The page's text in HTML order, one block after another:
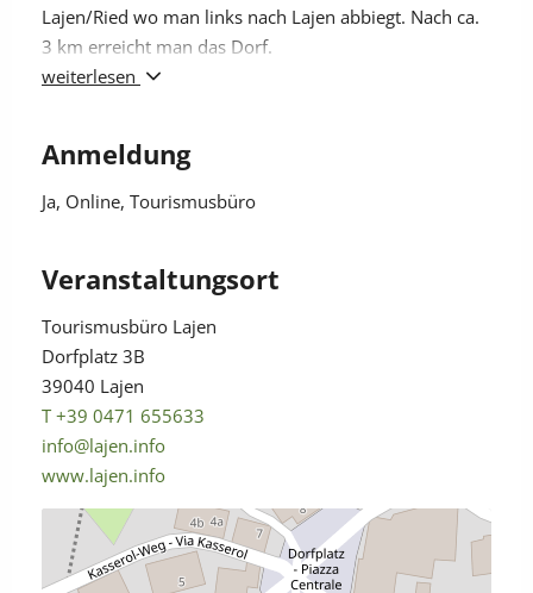
Lajen/Ried wo man links nach Lajen abbiegt. Nach ca.
3 km erreicht man das Dorf.
man immer aufwärts bis man über eine Kreuzung auf
die Straße in Richtung Grödnertal kommt. Bei der
weiterlesen
Anmeldung
Ja, Online, Tourismusbüro
Veranstaltungsort
Tourismusbüro Lajen
Dorfplatz 3B
39040 Lajen
T +39 0471 655633
info@lajen.info
www.lajen.info